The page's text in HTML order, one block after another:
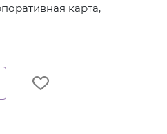
карта,